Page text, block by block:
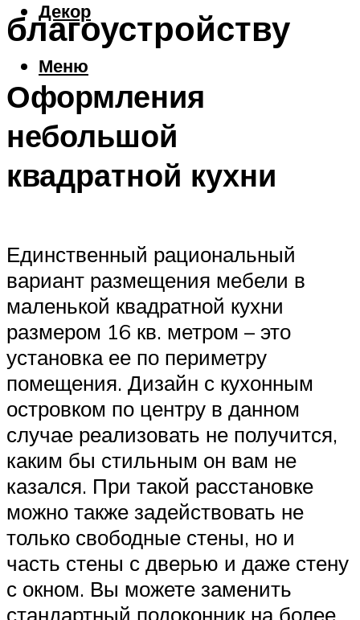
Декор
Меню
благоустройству
Оформления
небольшой
квадратной кухни
Единственный рациональный
вариант размещения мебели в
маленькой квадратной кухни
размером 16 кв. метром – это
установка ее по периметру
помещения. Дизайн с кухонным
островком по центру в данном
случае реализовать не получится,
каким бы стильным он вам не
казался. При такой расстановке
можно также задействовать не
только свободные стены, но и
часть стены с дверью и даже стену
с окном. Вы можете заменить
стандартный подоконник на более